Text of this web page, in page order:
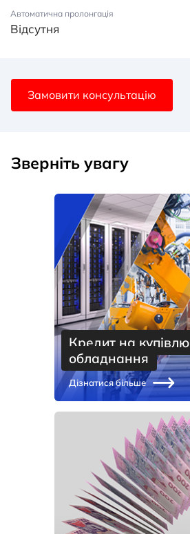
Автоматична пролонгація
Відсутня
Замовити консультацію
Зверніть увагу
Кредит на купівлю
обладнання
Дізнатися більше